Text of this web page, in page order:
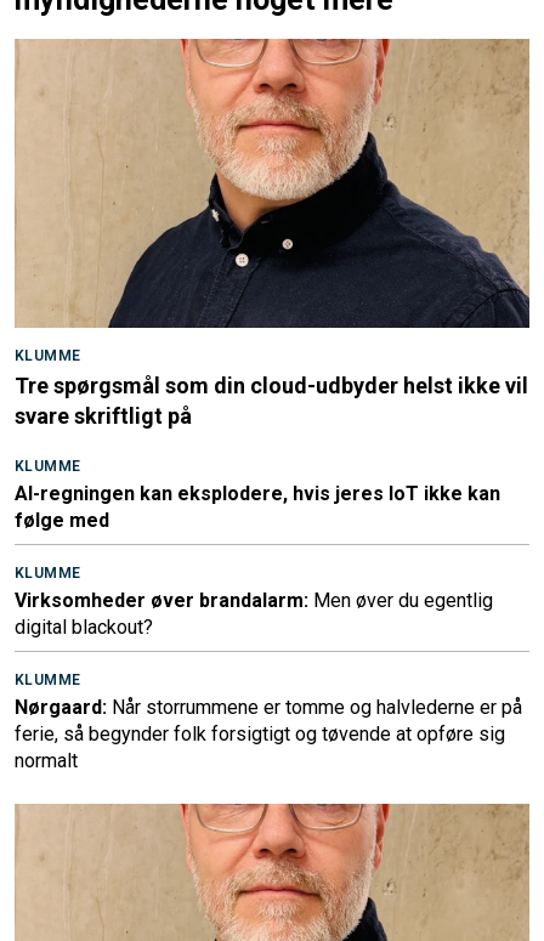
KLUMME
Tre spørgsmål som din cloud-udbyder helst ikke vil
svare skriftligt på
KLUMME
AI-regningen kan eksplodere, hvis jeres IoT ikke kan
følge med
KLUMME
Virksomheder øver brandalarm: Men øver du egentlig
digital blackout?
KLUMME
Nørgaard: Når storrummene er tomme og halvlederne er på
ferie, så begynder folk forsigtigt og tøvende at opføre sig
normalt